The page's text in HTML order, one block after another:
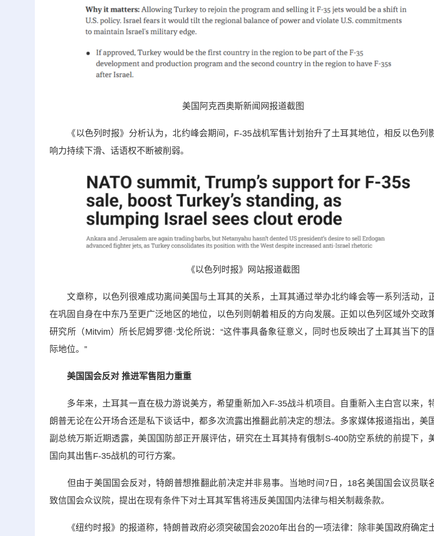
美国阿克西奥斯新闻网报道截图
《以色列时报》分析认为，北约峰会期间，F-35战机军售计划抬升了土耳其地位，相反以色列
响力持续下滑、话语权不断被削弱。
《以色列时报》网站报道截图
文章称，以色列很难成功离间美国与土耳其的关系，土耳其通过举办北约峰会等一系列活动，
在巩固自身在中东乃至更广泛地区的地位，以色列则朝着相反的方向发展。正如以色列区域外交政
研究所（Mitvim）所长尼姆罗德·戈伦所说：“这件事具备象征意义，同时也反映出了土耳其当下的
际地位。”
美国国会反对 推进军售阻力重重
多年来，土耳其一直在极力游说美方，希望重新加入F-35战斗机项目。自重新入主白宫以来，
朗普无论在公开场合还是私下谈话中，都多次流露出推翻此前决定的想法。多家媒体报道指出，美
副总统万斯近期透露，美国国防部正开展评估，研究在土耳其持有俄制S-400防空系统的前提下，
国向其出售F-35战机的可行方案。
但由于美国国会反对，特朗普想推翻此前决定并非易事。当地时间7日，18名美国国会议员联
致信国会众议院，提出在现有条件下对土耳其军售将违反美国国内法律与相关制裁条款。
《纽约时报》的报道称，特朗普政府必须突破国会2020年出台的一项法律：除非美国政府确定